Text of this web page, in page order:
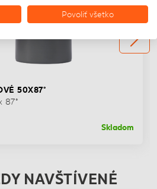
50X87°
87°
Skladom
NAVŠTÍVENÉ
Povoliť všetko